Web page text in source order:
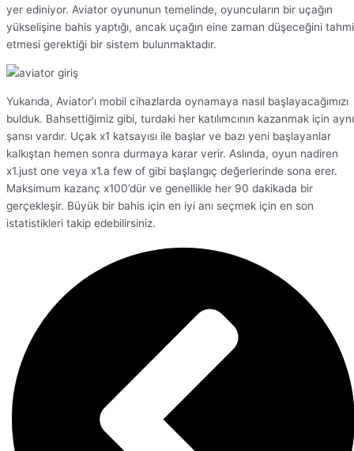
yer ediniyor. Aviator oyununun temelinde, oyuncuların bir uçağın
yükselişine bahis yaptığı, ancak uçağın eine zaman düşeceğini
etmesi gerektiği bir sistem bulunmaktadır.
Yukarıda, Aviator’ı mobil cihazlarda oynamaya nasıl başlayacağımızı
bulduk. Bahsettiğimiz gibi, turdaki her katılımcının kazanmak için aynı
şansı vardır. Uçak x1 katsayısı ile başlar ve bazı yeni başlayanlar
kalkıştan hemen sonra durmaya karar verir. Aslında, oyun nadiren
x1.just one veya x1.a few of gibi başlangıç değerlerinde sona erer.
Maksimum kazanç x100’dür ve genellikle her 90 dakikada bir
gerçekleşir. Büyük bir bahis için en iyi anı seçmek için en son
istatistikleri takip edebilirsiniz.